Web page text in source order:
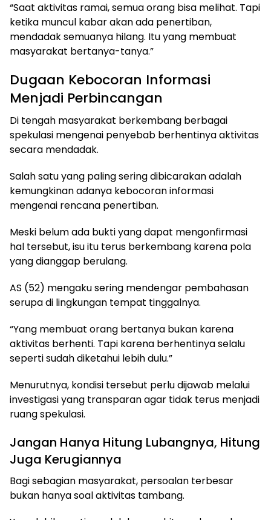
“Saat aktivitas ramai, semua orang bisa melihat. Tapi
ketika muncul kabar akan ada penertiban,
mendadak semuanya hilang. Itu yang membuat
masyarakat bertanya-tanya.”
Dugaan Kebocoran Informasi
Menjadi Perbincangan
Di tengah masyarakat berkembang berbagai
spekulasi mengenai penyebab berhentinya aktivitas
secara mendadak.
Salah satu yang paling sering dibicarakan adalah
kemungkinan adanya kebocoran informasi
mengenai rencana penertiban.
Meski belum ada bukti yang dapat mengonfirmasi
hal tersebut, isu itu terus berkembang karena pola
yang dianggap berulang.
AS (52) mengaku sering mendengar pembahasan
serupa di lingkungan tempat tinggalnya.
“Yang membuat orang bertanya bukan karena
aktivitas berhenti. Tapi karena berhentinya selalu
seperti sudah diketahui lebih dulu.”
Menurutnya, kondisi tersebut perlu dijawab melalui
investigasi yang transparan agar tidak terus menjadi
ruang spekulasi.
Jangan Hanya Hitung Lubangnya, Hitung
Juga Kerugiannya
Bagi sebagian masyarakat, persoalan terbesar
bukan hanya soal aktivitas tambang.